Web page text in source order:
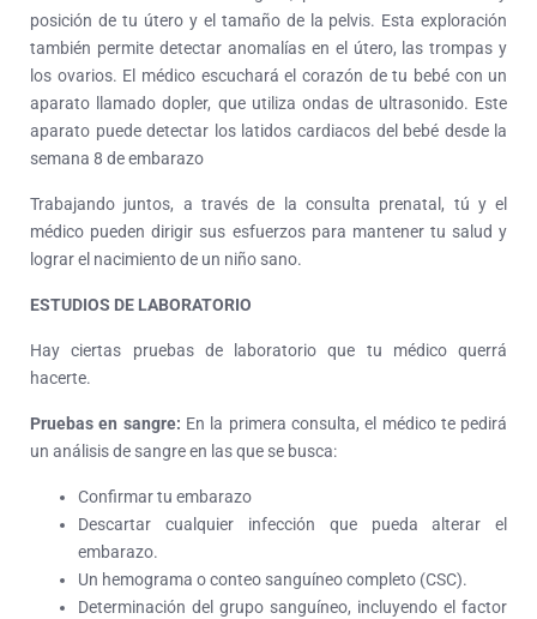
posición de tu útero y el tamaño de la pelvis. Esta exploración
también permite detectar anomalías en el útero, las trompas y
los ovarios. El médico escuchará el corazón de tu bebé con un
aparato llamado dopler, que utiliza ondas de ultrasonido. Este
aparato puede detectar los latidos cardiacos del bebé desde la
semana 8 de embarazo
Trabajando juntos, a través de la consulta prenatal, tú y el
médico pueden dirigir sus esfuerzos para mantener tu salud y
lograr el nacimiento de un niño sano.
ESTUDIOS DE LABORATORIO
Hay ciertas pruebas de laboratorio que tu médico querrá
hacerte.
Pruebas en sangre: En la primera consulta, el médico te pedirá
un análisis de sangre en las que se busca:
Confirmar tu embarazo
Descartar cualquier infección que pueda alterar el
embarazo.
Un hemograma o conteo sanguíneo completo (CSC).
Determinación del grupo sanguíneo, incluyendo el factor